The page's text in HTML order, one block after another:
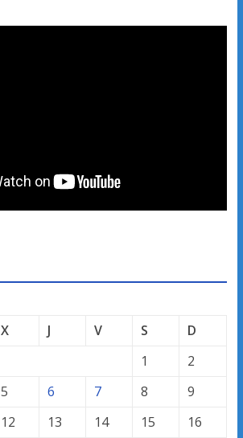
X J V S
D
1
2
5 6 7 8
9
12 13 14 15 16